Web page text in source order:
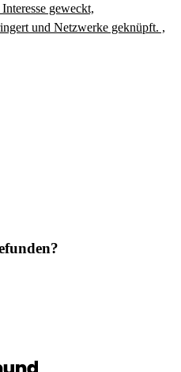
geweckt,
und Netzwerke geknüpft. ,